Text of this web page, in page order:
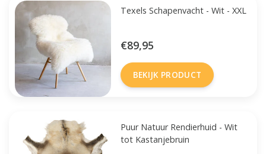
Texels Schapenvacht - Wit - XXL
€89,95
BEKIJK PRODUCT
Puur Natuur Rendierhuid - Wit
tot Kastanjebruin